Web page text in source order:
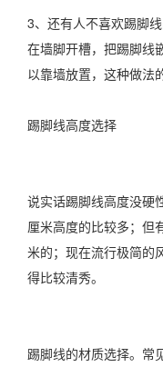
3、还有人不喜欢踢脚
在墙脚开槽，把踢脚线
以靠墙放置，这种做法
踢脚线高度选择
说实话踢脚线高度没硬
厘米高度的比较多；但
米的；现在流行极简的
得比较清秀。
踢脚线的材质选择。常